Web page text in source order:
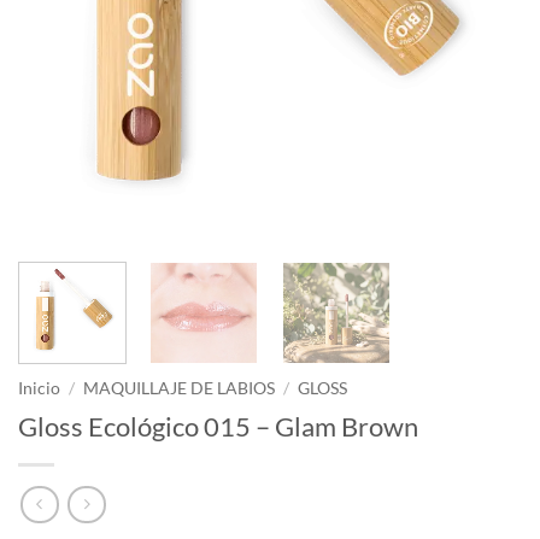
Inicio / MAQUILLAJE DE LABIOS / GLOSS
Gloss Ecológico 015 – Glam Brown